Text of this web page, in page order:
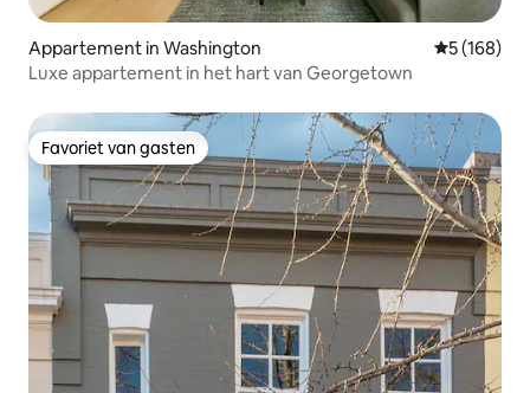
Appartement in Washington
5 (168)
Luxe appartement in het hart van Georgetown
Favoriet van gasten
Favoriet van gasten